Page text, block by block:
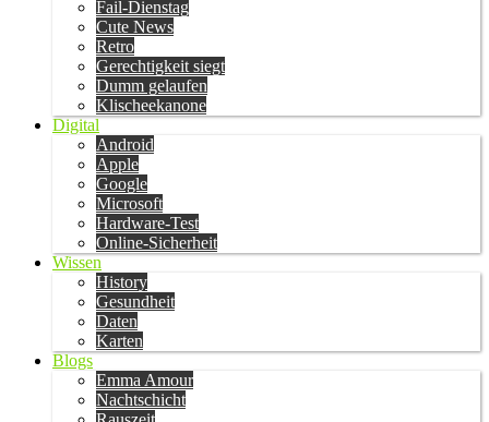
Fail-Dienstag
Cute News
Retro
Gerechtigkeit siegt
Dumm gelaufen
Klischeekanone
Digital
Android
Apple
Google
Microsoft
Hardware-Test
Online-Sicherheit
Wissen
History
Gesundheit
Daten
Karten
Blogs
Emma Amour
Nachtschicht